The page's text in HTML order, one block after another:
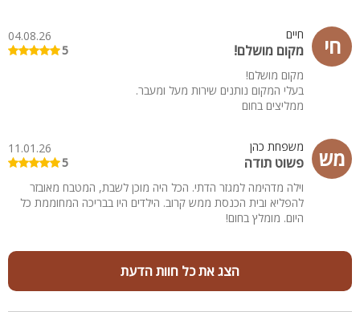
חי חיים
מקום מושלם!
04.08.26
5
מקום מושלם!
בעלי המקום נותנים שירות מעל ומעבר.
ממליצים בחום
מש משפחת כהן
פשוט תודה
11.01.26
5
וילה מדהימה למגזר הדתי. הכל היה מוכן לשבת, המטבח מאובזר
להפליא ובית הכנסת ממש קרוב. הילדים היו בבריכה המחוממת כל
היום. מומלץ בחום!
הצג את כל חוות הדעת